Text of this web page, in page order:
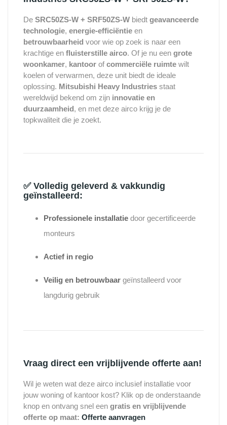
De SRC50ZS-W + SRF50ZS-W biedt geavanceerde
technologie, energie-efficiëntie en
betrouwbaarheid voor wie op zoek is naar een
krachtige en fluisterstille airco. Of je nu een grote
woonkamer, kantoor of commerciële ruimte wilt
koelen of verwarmen, deze unit biedt de ideale
oplossing. Mitsubishi Heavy Industries staat
wereldwijd bekend om zijn innovatie en
duurzaamheid, en met deze airco krijg je de
topkwaliteit die je zoekt.
✅ Volledig geleverd & vakkundig
geïnstalleerd:
Professionele installatie door gecertificeerde
monteurs
Actief in regio
Veilig en betrouwbaar geïnstalleerd voor
langdurig gebruik
Vraag direct een vrijblijvende offerte aan!
Wil je weten wat deze airco inclusief installatie voor
jouw woning of kantoor kost? Klik op de onderstaande
knop en ontvang snel een gratis en vrijblijvende
offerte op maat: Offerte aanvragen